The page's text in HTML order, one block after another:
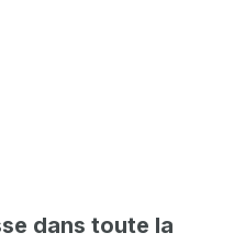
dans toute la